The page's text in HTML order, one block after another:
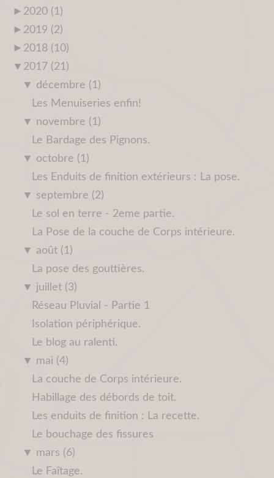
► 2020 (1)
► 2019 (2)
► 2018 (10)
▼ 2017 (21)
▼ décembre (1)
Les Menuiseries enfin!
▼ novembre (1)
Le Bardage des Pignons.
▼ octobre (1)
Les Enduits de finition extérieurs : La pose.
▼ septembre (2)
Le sol en terre - 2eme partie.
La Pose de la couche de Corps intérieure.
▼ août (1)
La pose des gouttières.
▼ juillet (3)
Réseau Pluvial - Partie 1
Isolation périphérique.
Le blog au ralenti.
▼ mai (4)
La couche de Corps intérieure.
Habillage des débords de toit.
Les enduits de finition : La recette.
Le bouchage des fissures
▼ mars (6)
Le Faîtage.